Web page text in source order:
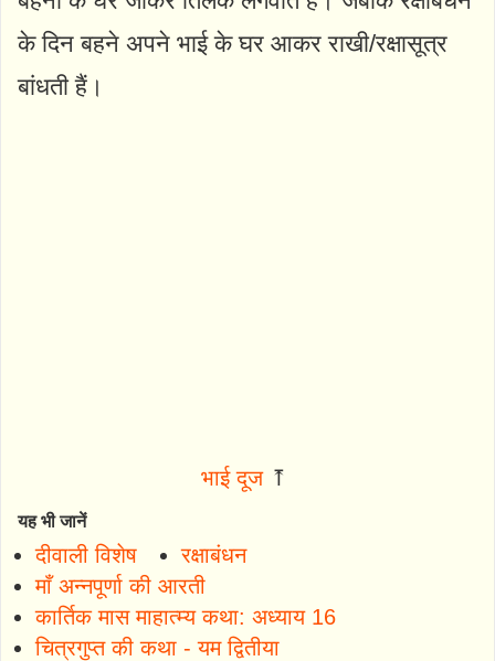
के दिन बहने अपने भाई के घर आकर राखी/रक्षासूत्र
बांधती हैं।
भाई दूज⤒
यह भी जानें
दीवाली विशेष
रक्षाबंधन
माँ अन्नपूर्णा की आरती
कार्तिक मास माहात्म्य कथा: अध्याय 16
चित्रगुप्त की कथा - यम द्वितीया